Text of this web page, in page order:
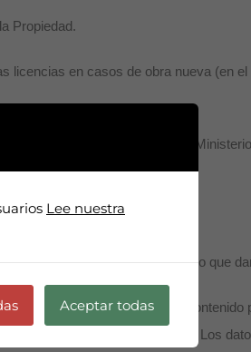
Propiedad.
licencias en casos de obra nueva (en el
Comunidad Autónoma o en el
ingresos familiares…? ¿Tengo que
cuanto a la información de contenido
un préstamo hipotecario. Los
Lee nuestra
Aceptar todas